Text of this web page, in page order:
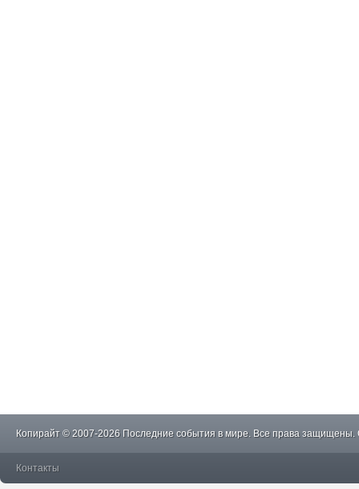
Копирайт © 2007-2026 Последние события в мире. Все права защищены.
Контакты